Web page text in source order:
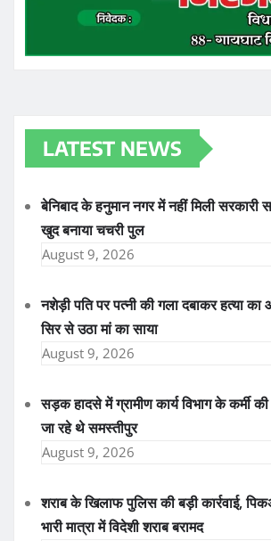
LATEST NEWS
बेनिबाद के हनुमान नगर में नहीं मिली सरकारी
खुद बनाया चचरी पुल
August 9, 2026
नशेड़ी पति पर पत्नी की गला दबाकर हत्या का
सिर से उठा मां का साया
August 9, 2026
सड़क हादसे में ग्रामीण कार्य विभाग के कर्मी
जा रहे थे समस्तीपुर
August 9, 2026
शराब के खिलाफ पुलिस की बड़ी कार्रवाई,
भारी मात्रा में विदेशी शराब बरामद